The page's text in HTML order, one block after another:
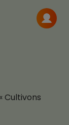
Me
Cultivons